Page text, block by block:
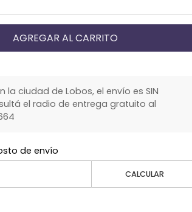
AGREGAR AL CARRITO
la ciudad de Lobos, el envío es SIN
el radio de entrega gratuito al
de envío
CALCULAR